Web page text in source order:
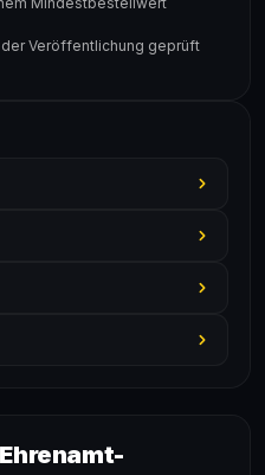
Veröffentlichung geprüft